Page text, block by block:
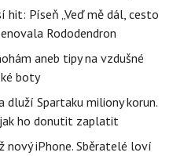
Píseň „Veď mě dál, cesto
Rododendron
aneb tipy na vzdušné
boty
dluží Spartaku miliony korun.
ho donutit zaplatit
nový iPhone. Sběratelé loví